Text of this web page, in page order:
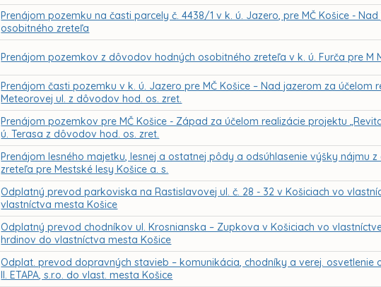
Prenájom pozemku na časti parcely č. 4438/1 v k. ú. Jazero, pre MČ Košice -
osobitného zreteľa
Prenájom pozemkov z dôvodov hodných osobitného zreteľa v k. ú. Furča pre M
Prenájom časti pozemku v k. ú. Jazero pre MČ Košice – Nad jazerom za účelom
Meteorovej ul. z dôvodov hod. os. zret.
Prenájom pozemkov pre MČ Košice - Západ za účelom realizácie projektu
ú. Terasa z dôvodov hod. os. zret.
Prenájom lesného majetku, lesnej a ostatnej pôdy a odsúhlasenie výšky nájmu
zreteľa pre Mestské lesy Košice a. s.
Odplatný prevod parkoviska na Rastislavovej ul. č. 28 - 32 v Košiciach vo
vlastníctva mesta Košice
Odplatný prevod chodníkov ul. Krosnianska – Zupkova v Košiciach vo
hrdinov do vlastníctva mesta Košice
Odplat. prevod dopravných stavieb – komunikácia, chodníky a verej. osvetlenie
II. ETAPA, s.r.o. do vlast. mesta Košice